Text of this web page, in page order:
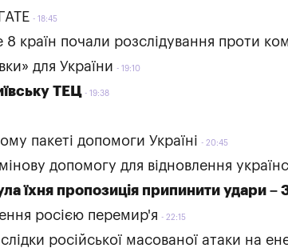
18:45
країн почали розслідування проти
для України 19:10
ТЕЦ 19:38
пакеті допомоги Україні 20:45
допомогу для відновлення
їхня пропозиція припинити удари –
росією перемир'я 22:15
російської масованої атаки на